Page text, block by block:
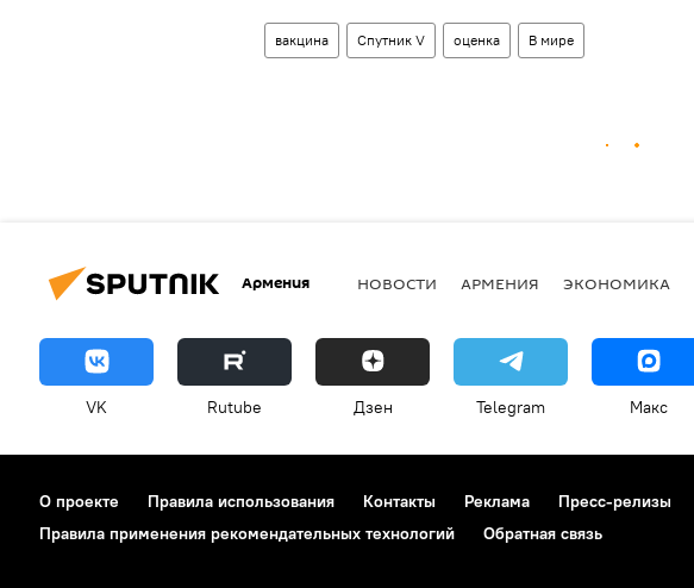
вакцина Спутник V оценка В мире
Армения НОВОСТИ АРМЕНИЯ ЭКОНОМИКА
VK Rutube Дзен Telegram Макс
О проекте Правила использования Контакты Реклама Пресс-релизы
Правила применения рекомендательных технологий
Обратная связь